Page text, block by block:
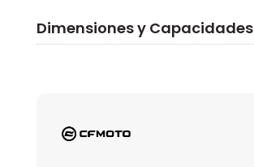
Dimensiones y Capacidades